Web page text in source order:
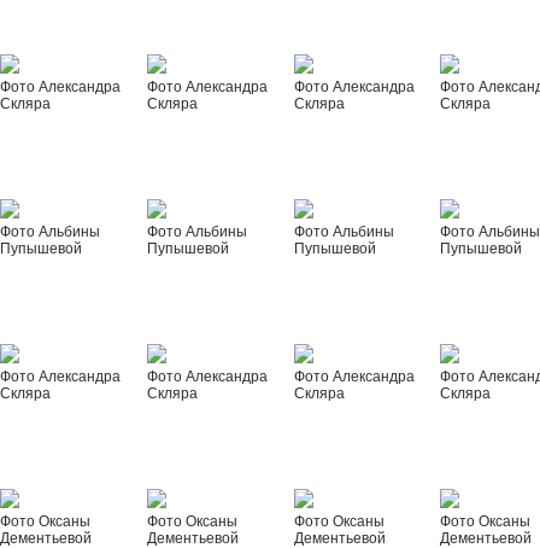
Фото Александра
Скляра
Фото Александра
Скляра
Фото Александра
Скляра
Фото
Скляра
Фото Альбины
Пупышевой
Фото Альбины
Пупышевой
Фото Альбины
Пупышевой
Фото Альбины
Пупышевой
Фото Александра
Скляра
Фото Александра
Скляра
Фото Александра
Скляра
Фото
Скляра
Фото Оксаны
Дементьевой
Фото Оксаны
Дементьевой
Фото Оксаны
Дементьевой
Фото Оксаны
Дементьевой